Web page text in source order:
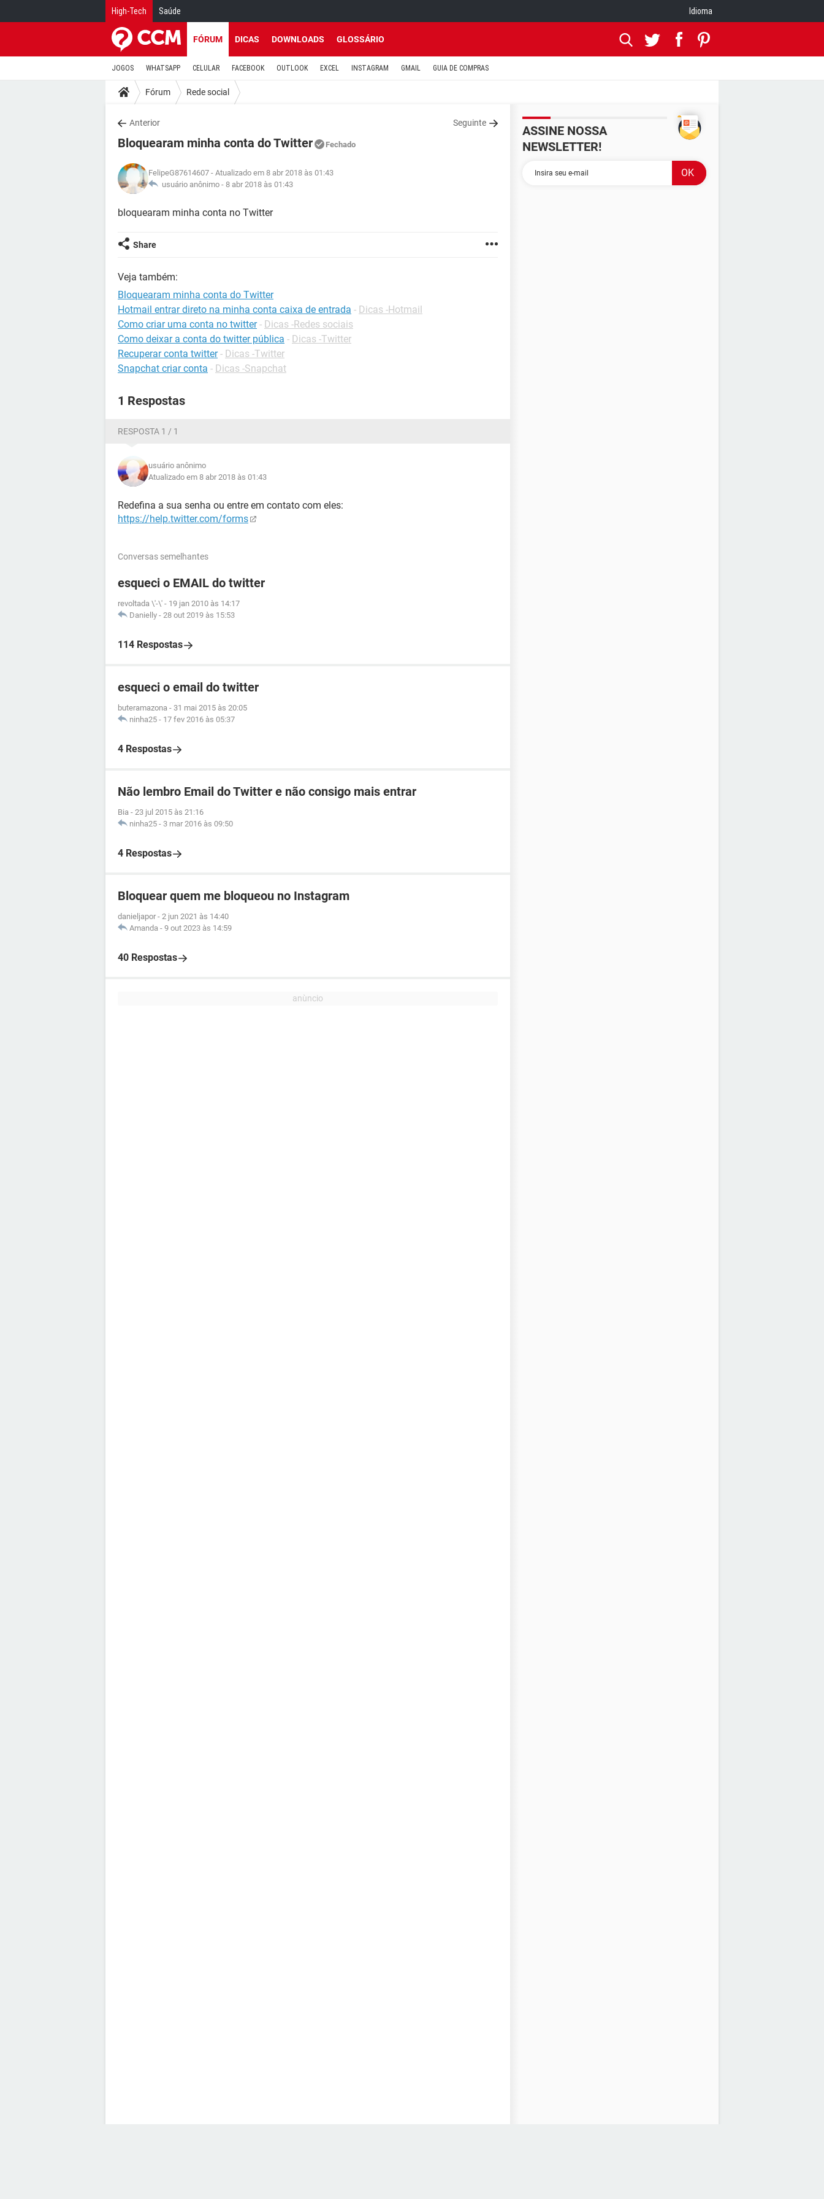
High-Tech Saúde Idioma
FÓRUM DICAS DOWNLOADS GLOSSÁRIO
JOGOS WHATSAPP CELULAR FACEBOOK OUTLOOK EXCEL INSTAGRAM GMAIL GUIA DE COMPRAS
Fórum Rede social
Anterior Seguinte
Bloquearam minha conta do Twitter Fechado
FelipeG87614607 - Atualizado em 8 abr 2018 às 01:43
usuário anônimo - 8 abr 2018 às 01:43
bloquearam minha conta no Twitter
Share
Veja também:
Bloquearam minha conta do Twitter
Hotmail entrar direto na minha conta caixa de entrada - Dicas -Hotmail
Como criar uma conta no twitter - Dicas -Redes sociais
Como deixar a conta do twitter pública - Dicas -Twitter
Recuperar conta twitter - Dicas -Twitter
Snapchat criar conta - Dicas -Snapchat
1 Respostas
RESPOSTA 1 / 1
usuário anônimo
Atualizado em 8 abr 2018 às 01:43
Redefina a sua senha ou entre em contato com eles:
https://help.twitter.com/forms
Conversas semelhantes
esqueci o EMAIL do twitter
revoltada \'-\' - 19 jan 2010 às 14:17
Danielly - 28 out 2019 às 15:53
114 Respostas
esqueci o email do twitter
buteramazona - 31 mai 2015 às 20:05
ninha25 - 17 fev 2016 às 05:37
4 Respostas
Não lembro Email do Twitter e não consigo mais entrar
Bia - 23 jul 2015 às 21:16
ninha25 - 3 mar 2016 às 09:50
4 Respostas
Bloquear quem me bloqueou no Instagram
danieljapor - 2 jun 2021 às 14:40
Amanda - 9 out 2023 às 14:59
40 Respostas
ASSINE NOSSA
NEWSLETTER!